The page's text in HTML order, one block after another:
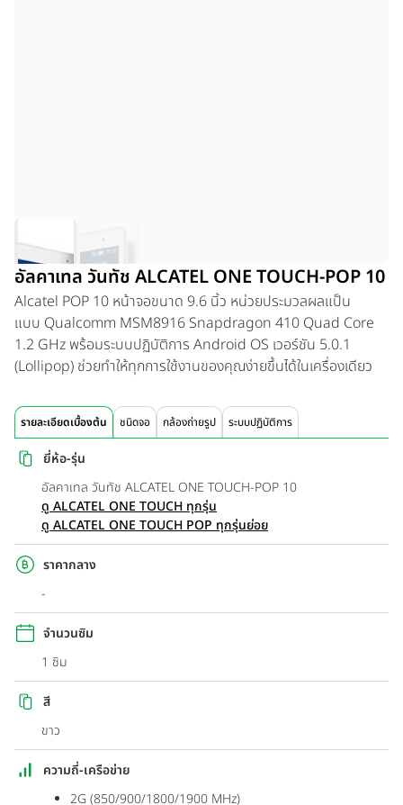
อัลคาเทล วันทัช ALCATEL ONE TOUCH-POP 10
Alcatel POP 10 หน้าจอขนาด 9.6 นิ้ว หน่วยประมวลผลแป็น
แบบ Qualcomm MSM8916 Snapdragon 410 Quad Core
1.2 GHz พร้อมระบบปฏิบัติการ Android OS เวอร์ชัน 5.0.1
(Lollipop) ช่วยทำให้ทุกการใช้งานของคุณง่ายขึ้นได้ในเครื่องเดียว
รายละเอียดเบื้องต้น ชนิดจอ กล้องถ่ายรูป ระบบปฏิบัติการ
ยี่ห้อ-รุ่น
อัลคาเทล วันทัช ALCATEL ONE TOUCH-POP 10
ดู ALCATEL ONE TOUCH ทุกรุ่น
ดู ALCATEL ONE TOUCH POP ทุกรุ่นย่อย
ราคากลาง
-
จำนวนซิม
1 ซิม
สี
ขาว
ความถี่-เครือข่าย
2G (850/900/1800/1900 MHz)